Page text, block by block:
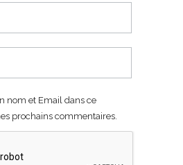
nom et Email dans ce
prochains commentaires.